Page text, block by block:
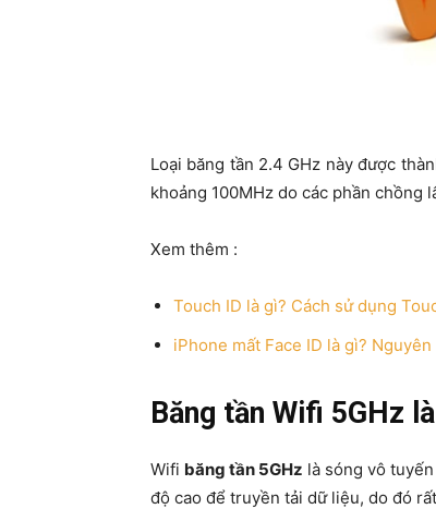
Loại băng tần 2.4 GHz này được
khoảng 100MHz do các phần chồng
Xem thêm :
Touch ID là gì? Cách sử dụng
iPhone mất Face ID là gì?
Băng tần Wifi 5GHz
Wifi băng tần 5GHz là sóng vô
độ cao để truyền tải dữ liệu, do đó